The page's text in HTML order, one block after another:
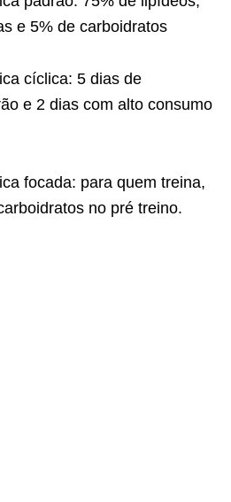
e 5% de carboidratos
cíclica: 5 dias de
e 2 dias com alto consumo
focada: para quem treina,
no pré treino.